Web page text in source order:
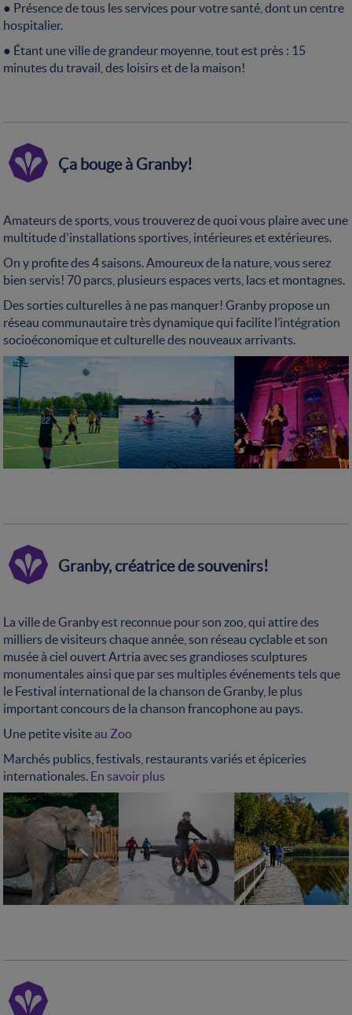
● Présence de tous les services pour votre santé, dont un centre
hospitalier.
● Étant une ville de grandeur moyenne, tout est près : 15
minutes du travail, des loisirs et de la maison!
Ça bouge à Granby!
Amateurs de sports, vous trouverez de quoi vous plaire avec une
multitude d'installations sportives, intérieures et extérieures.
On y profite des 4 saisons. Amoureux de la nature, vous serez
bien servis! 70 parcs, plusieurs espaces verts, lacs et montagnes.
Des sorties culturelles à ne pas manquer! Granby propose un
réseau communautaire très dynamique qui facilite l’intégration
socioéconomique et culturelle des nouveaux arrivants.
Granby, créatrice de souvenirs!
La ville de Granby est reconnue pour son zoo, qui attire des
milliers de visiteurs chaque année, son réseau cyclable et son
musée à ciel ouvert Artria avec ses grandioses sculptures
monumentales ainsi que par ses multiples événements tels que
le Festival international de la chanson de Granby, le plus
important concours de la chanson francophone au pays.
Une petite visite au Zoo
Marchés publics, festivals, restaurants variés et épiceries
internationales. En savoir plus